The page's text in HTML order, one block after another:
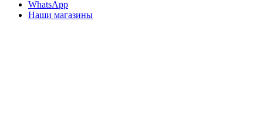
WhatsApp
Наши магазины